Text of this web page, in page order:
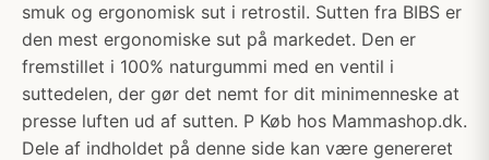
smuk og ergonomisk sut i retrostil. Sutten fra BIBS er
den mest ergonomiske sut på markedet. Den er
fremstillet i 100% naturgummi med en ventil i
suttedelen, der gør det nemt for dit minimenneske at
presse luften ud af sutten. P Køb hos Mammashop.dk.
Dele af indholdet på denne side kan være genereret